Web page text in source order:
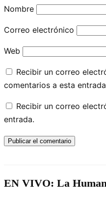
Nombre
Correo electrónico
Web
Recibir un correo
comentarios a esta
Recibir un correo
entrada.
EN VIVO: La